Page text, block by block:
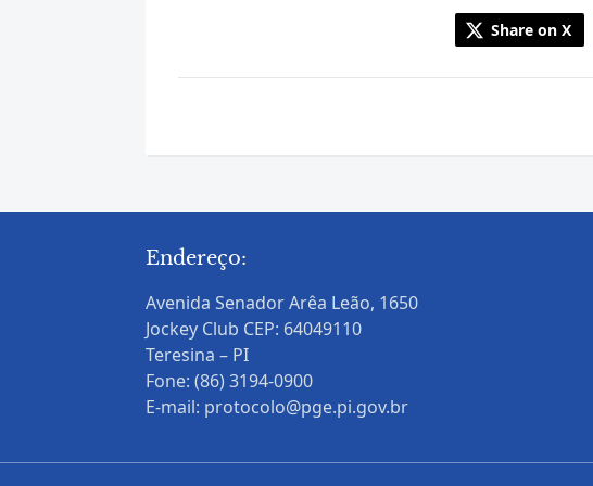
Share on X
Endereço:
Avenida Senador Arêa Leão, 1650
Jockey Club CEP: 64049110
Teresina – PI
Fone: (86) 3194-0900
E-mail: protocolo@pge.pi.gov.br